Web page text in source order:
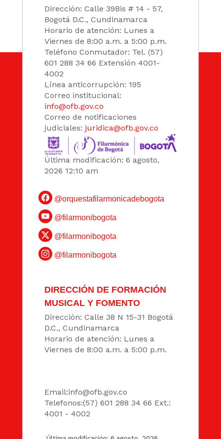
Dirección: Calle 39Bis # 14 - 57,
Bogotá D.C., Cundinamarca
Horario de atención: Lunes a
Viernes de 8:00 a.m. a 5:00 p.m.
Teléfono Conmutador: Tel. (57)
601 288 34 66 Extensión 4001-
4002
Línea anticorrupción: 195
Correo institucional:
info@ofb.gov.co
Correo de notificaciones
judiciales: juridica@ofb.gov.co
Última modificación: 6 agosto,
2026 12:10 am
@orquestafilarmonicadebogota
@filarmonibogota
@filarmonibogota
@filarmonibogota
DIRECCIÓN DE FORMACIÓN
MUSICAL Y FOMENTO
Dirección: Calle 38 N 15-31 Bogotá
D.C., Cundinamarca
Horario de atención: Lunes a
Viernes de 8:00 a.m. a 5:00 p.m.
Email:info@ofb.gov.co
Telefonos:(57) 601 288 34 66 Ext.:
4001 - 4002